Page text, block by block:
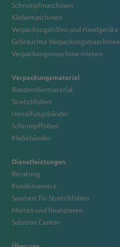
Schrumpfmaschinen
Klebemaschinen
Verpackungshilfen und Handgeräte
Gebrauchte Verpackungsmaschinen
Verpackungsmaschine mieten
Verpackungsmaterial
Banderoliermaterial
Stretchfolien
Umreifungsbänder
Schrumpffolien
Klebebänder
Dienstleistungen
Beratung
Kundenservice
Spartest für Stretchfolien
Mieten und finanzieren
Solution Center